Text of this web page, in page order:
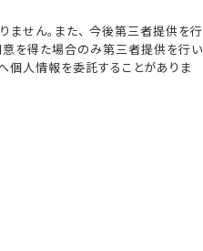
ません。また、 今後第三者提供を行
意を得た場合のみ第三者提供を行い
個人情報を委託することがありま